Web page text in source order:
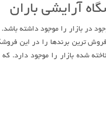
آرایشی باران
در بازار را موجود داشته
ترین برندها را در این
شده بازار را موجود دارد. که